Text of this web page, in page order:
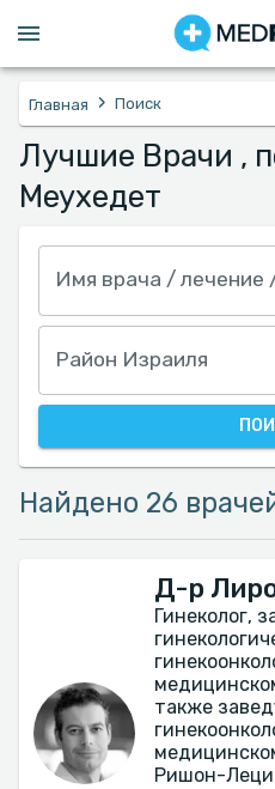
Главная › Поиск
Лучшие Врачи ,
Меухедет
Имя врача / лечение
Район Израиля
Найдено 26
Д-р
Гинеколог,
также
Ришон-